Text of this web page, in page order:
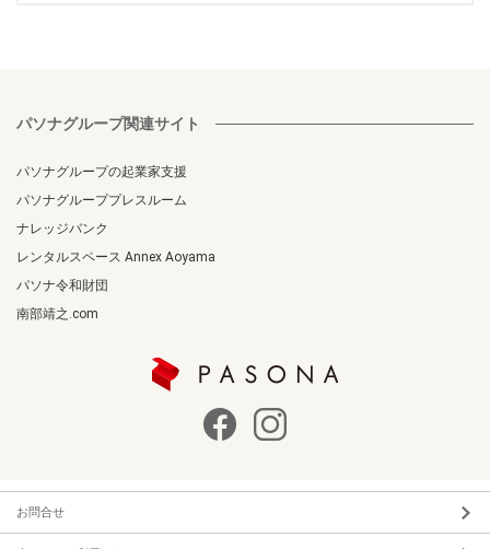
パソナグループ関連サイト
パソナグループの起業家支援
パソナグループプレスルーム
ナレッジバンク
レンタルスペース Annex Aoyama
パソナ令和財団
南部靖之.com
お問合せ